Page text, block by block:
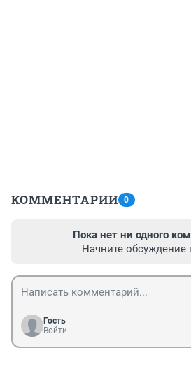
КОММЕНТАРИИ 0
Пока нет ни одного
Начните
Гость
Войти